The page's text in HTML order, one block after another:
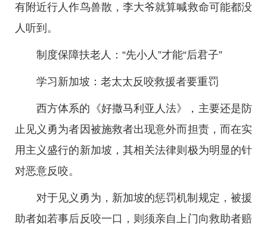
有附近行人作鸟兽散，李大爷就算喊救命可能都没
人听到。
制度保障扶老人：“先小人”才能“后君子”
学习新加坡：老太太反咬救援者要重罚
西方体系的《好撒马利亚人法》，主要还是防
止见义勇为者因被施救者出现意外而担责，而在实
用主义盛行的新加坡，其相关法律则极为明显的针
对恶意反咬。
对于见义勇为，新加坡的惩罚机制规定，被援
助者如若事后反咬一口，则须亲自上门向救助者赔